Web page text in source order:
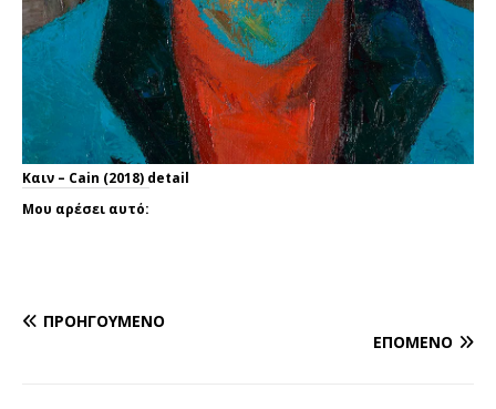
Καιν – Cain (2018) detail
Μου αρέσει αυτό:
ΠΡΟΗΓΟΎΜΕΝΟ
ΕΠΌΜΕΝΟ